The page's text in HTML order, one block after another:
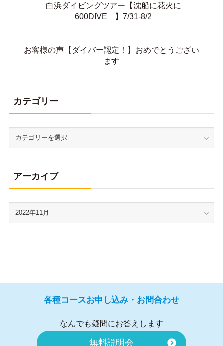
お客様の声【ダイバー認定！】おめでとうござい
ます
カテゴリー
アーカイブ
ノリスの資料を無料でお送りします